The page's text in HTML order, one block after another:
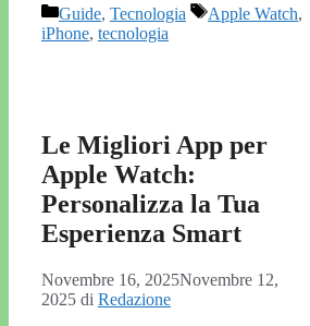
Categorie
Guide, Tecnologia Tag
Apple Watch,
iPhone, tecnologia
Le Migliori App per
Apple Watch:
Personalizza la Tua
Esperienza Smart
Novembre 16, 2025Novembre 12,
2025 di Redazione